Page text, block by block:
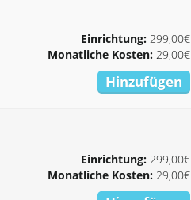
Einrichtung:299,00€
Monatliche Kosten:29,00€
Hinzufügen
Einrichtung:299,00€
Monatliche Kosten:29,00€